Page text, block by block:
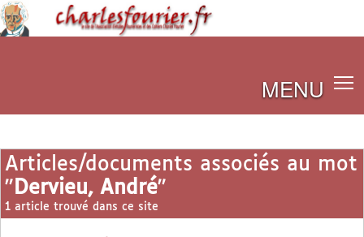
MENU
Articles/documents associés au mot
" Dervieu, André"
1 article trouvé dans ce site